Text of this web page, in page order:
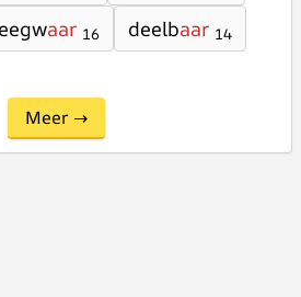
aar 16 deelbaar 14
Meer →